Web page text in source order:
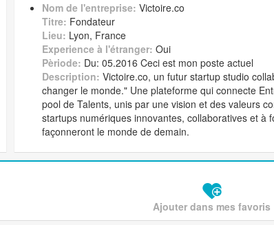
Nom de l'entreprise: Victoire.co
Titre: Fondateur
Lieu: Lyon, France
Experience à l'étranger: Oui
Pèriode: Du: 05.2016 Ceci est mon poste actuel
Description: Victoire.co, un futur startup studio
changer le monde." Une plateforme qui connecte
pool de Talents, unis par une vision et des valeurs
startups numériques innovantes, collaboratives et à
façonneront le monde de demain.
Ajouter dans mes favoris